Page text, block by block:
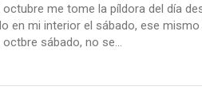
octubre me tome la píldora del día
en mi interior el sábado, ese
sábado, no se...